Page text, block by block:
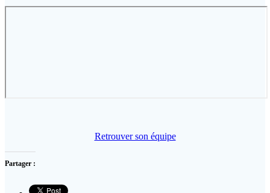
Retrouver son équipe
Partager :